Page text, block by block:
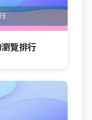
覽排行